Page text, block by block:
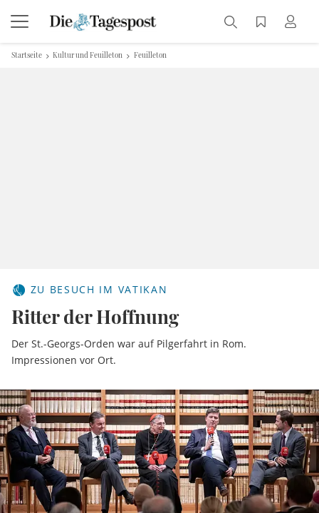
Startseite Kultur und Feuilleton Feuilleton
ZU BESUCH IM VATIKAN
Ritter der Hoffnung
Der St.-Georgs-Orden war auf Pilgerfahrt in Rom.
Impressionen vor Ort.